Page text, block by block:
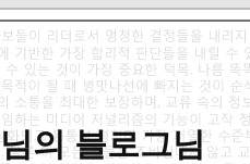
의 블로그님